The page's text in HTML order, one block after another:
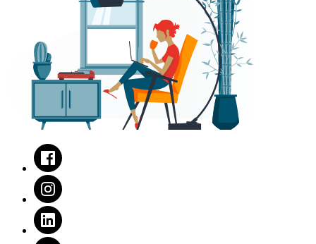
Facebook
Instagram
LinkedIn